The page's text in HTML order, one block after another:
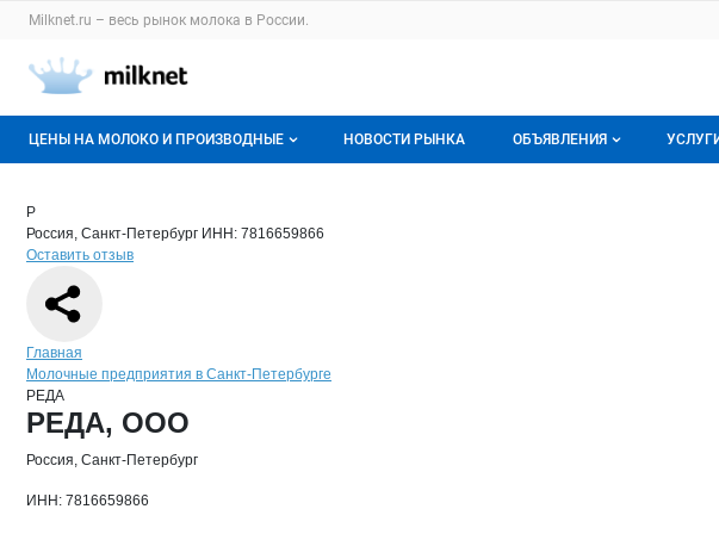
Раздел навигации по сайту milknet.ru
Milknet.ru – весь рынок молока в России.
Авторизация и меню пользователя
Навигация по разделам сайта milknet.ru
ЦЕНЫ НА МОЛОКО И ПРОИЗВОДНЫЕ
О мониторингах
Актуальные мониторинги
Отзывы
НОВОСТИ РЫНКА ОБЪЯВЛЕНИЯ УСЛУГИ
Страница компании
Страница компании
Краткая информация о компании
Р
Россия, Санкт-Петербург ИНН: 7816659866
Оставить отзыв
Навигация по сайту
Главная
Молочные предприятия в Санкт-Петербурге
РЕДА
Основная информация о компании
РЕДА, ООО
Россия, Санкт-Петербург
ИНН: 7816659866